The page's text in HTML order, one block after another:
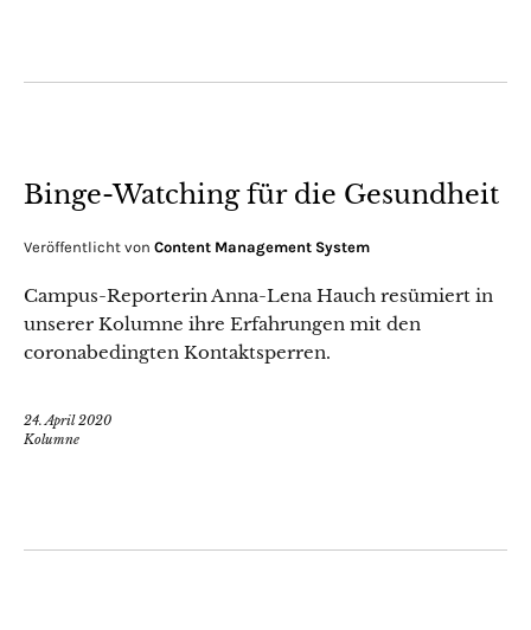
Binge-Watching für die Gesundheit
Veröffentlicht von Content Management System
Campus-Reporterin Anna-Lena Hauch resümiert in
unserer Kolumne ihre Erfahrungen mit den
coronabedingten Kontaktsperren.
24. April 2020
Kolumne